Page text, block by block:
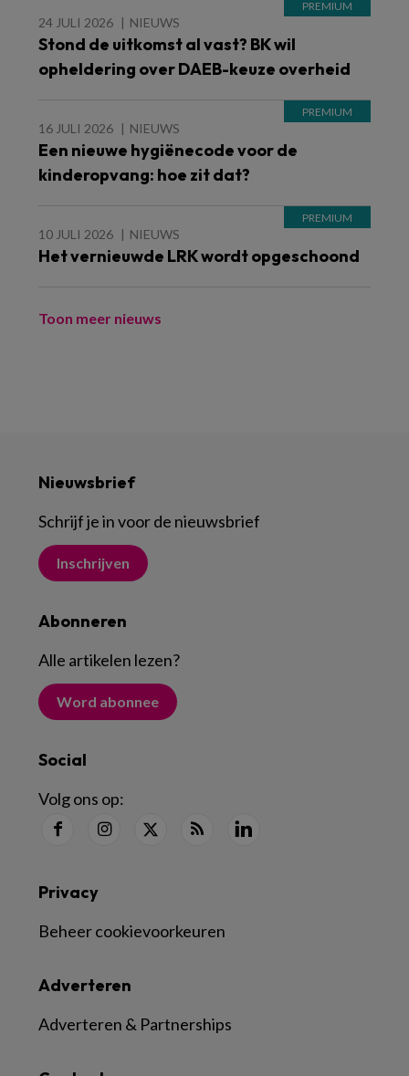
24 JULI 2026 NIEUWS
Stond de uitkomst al vast? BK wil
opheldering over DAEB-keuze overheid
16 JULI 2026 NIEUWS
Een nieuwe hygiënecode voor de
kinderopvang: hoe zit dat?
10 JULI 2026 NIEUWS
Het vernieuwde LRK wordt opgeschoond
Toon meer nieuws
Nieuwsbrief
Schrijf je in voor de nieuwsbrief
Inschrijven
Abonneren
Alle artikelen lezen?
Word abonnee
Social
Volg ons op:
Adverteren
Adverteren & Partnerships
Privacy
Beheer cookievoorkeuren